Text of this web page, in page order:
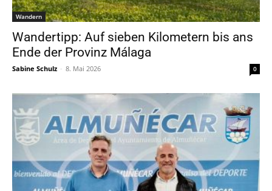
Wandern
Wandertipp: Auf sieben Kilometern bis ans
Ende der Provinz Málaga
Sabine Schulz - 8. Mai 2026 0